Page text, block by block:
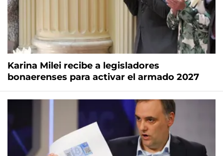
Karina Milei recibe a legisladores
bonaerenses para activar el armado 2027